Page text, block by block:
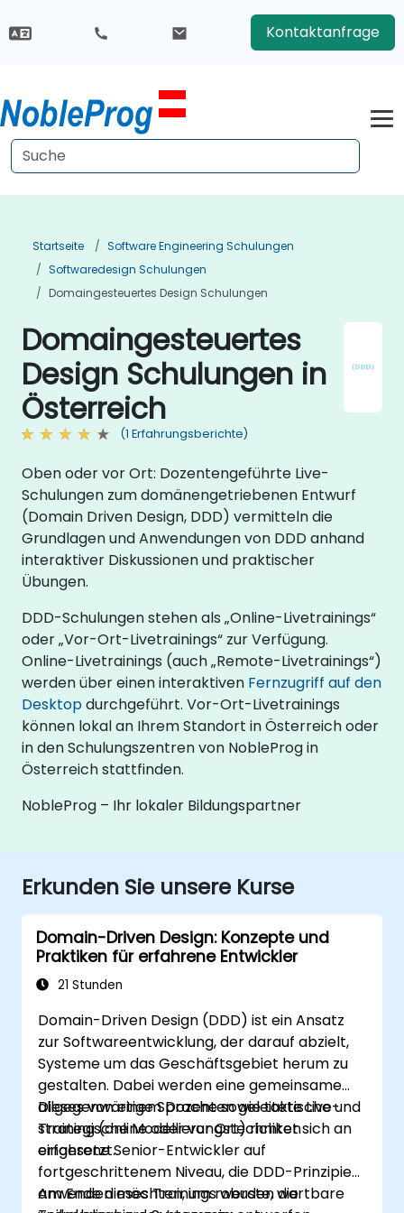
Kontaktanfrage
Startseite
Software Engineering Schulungen
Softwaredesign Schulungen
Domaingesteuertes Design Schulungen
Domaingesteuertes
Design Schulungen in
Österreich
(1 Erfahrungsberichte)
Oben oder vor Ort: Dozentengeführte Live-
Schulungen zum domänengetriebenen Entwurf
(Domain Driven Design, DDD) vermitteln die
Grundlagen und Anwendungen von DDD anhand
interaktiver Diskussionen und praktischer
Übungen.
DDD-Schulungen stehen als „Online-Livetrainings“
oder „Vor-Ort-Livetrainings“ zur Verfügung.
Online-Livetrainings (auch „Remote-Livetrainings“)
werden über einen interaktiven Fernzugriff auf den
Desktopdurchgeführt. Vor-Ort-Livetrainings
können lokal an Ihrem Standort in Österreich oder
in den Schulungszentren von NobleProg in
Österreich stattfinden.
NobleProg – Ihr lokaler Bildungspartner
Erkunden Sie unsere Kurse
Domain-Driven Design: Konzepte und
Praktiken für erfahrene Entwickler
21 Stunden
Domain-Driven Design (DDD) ist ein Ansatz
zur Softwareentwicklung, der darauf abzielt,
Systeme um das Geschäftsgebiet herum zu
gestalten. Dabei werden eine gemeinsame
allgegenwärtige Sprache sowie taktische und
strategische Modellierungstechniken
eingesetzt.
Dieses von einem Dozenten geleitete Live-
Training (online oder vor Ort) richtet sich an
erfahrene Senior-Entwickler auf
fortgeschrittenem Niveau, die DDD-Prinzipien
anwenden möchten, um robuste, wartbare
Am Ende dieses Trainings werden die